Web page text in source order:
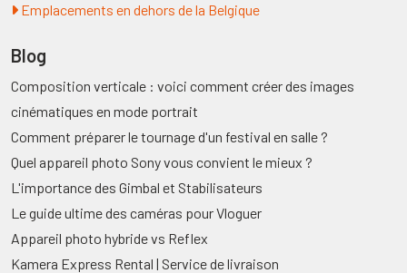
Emplacements en dehors de la Belgique
Blog
Composition verticale : voici comment créer des images
cinématiques en mode portrait
Comment préparer le tournage d'un festival en salle ?
Quel appareil photo Sony vous convient le mieux ?
L'importance des Gimbal et Stabilisateurs
Le guide ultime des caméras pour Vloguer
Appareil photo hybride vs Reflex
Kamera Express Rental | Service de livraison